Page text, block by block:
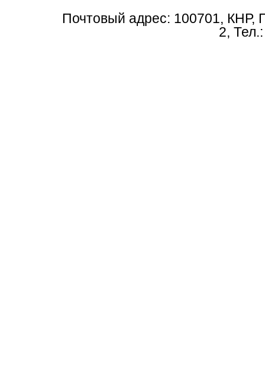
Почтовый адрес: 100701, КНР,
2,